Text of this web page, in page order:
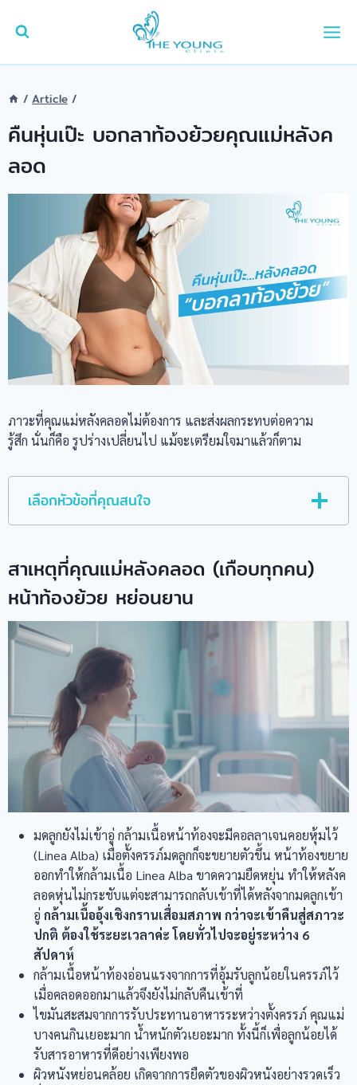
/ Article /
คืนหุ่นเป๊ะ บอกลาท้องย้วยคุณแม่หลังค
ลอด
ภาวะที่คุณแม่หลังคลอดไม่ต้องการ และส่งผลกระทบต่อความ
รู้สึก นั่นก็คือ รูปร่างเปลี่ยนไป แม้จะเตรียมใจมาแล้วก็ตาม
เลือกหัวข้อที่คุณสนใจ
สาเหตุที่คุณแม่หลังคลอด (เกือบทุกคน)
หน้าท้องย้วย หย่อนยาน
มดลูกยังไม่เข้าอู่ กล้ามเนื้อหน้าท้องจะมีคอลลาเจนคอยหุ้มไว้
(Linea Alba) เมื่อตั้งครรภ์มดลูกก็จะขยายตัวขึ้น หน้าท้องขยาย
ออกทำให้กล้ามเนื้อ Linea Alba ขาดความยืดหยุ่น ทำให้หลังค
ลอดหุ่นไม่กระชับแต่จะสามารถกลับเข้าที่ได้หลังจากมดลูกเข้า
อู่กล้ามเนื้ออุ้งเชิงกรานเสื่อมสภาพ กว่าจะเข้าคืนสู่สภาวะ
ปกติ ต้องใช้ระยะเวลาค่ะ โดยทั่วไปจะอยู่ระหว่าง 6
สัปดาห์
กล้ามเนื้อหน้าท้องอ่อนแรงจากการที่อุ้มรับลูกน้อยในครรภ์ไว้
เมื่อคลอดออกมาแล้วจึงยังไม่กลับคืนเข้าที่
ไขมันสะสมจากการรับประทานอาหารระหว่างตั้งครรภ์ คุณแม่
บางคนกินเยอะมาก น้ำหนักตัวเยอะมาก ทั้งนี้ก็เพื่อลูกน้อยได้
รับสารอาหารที่ดีอย่างเพียงพอ
ผิวหนังหย่อนคล้อย เกิดจากการยืดตัวของผิวหนังอย่างรวดเร็ว